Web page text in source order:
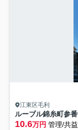
江東区毛利
ルーブル錦糸町参
10.6万円 管理/共